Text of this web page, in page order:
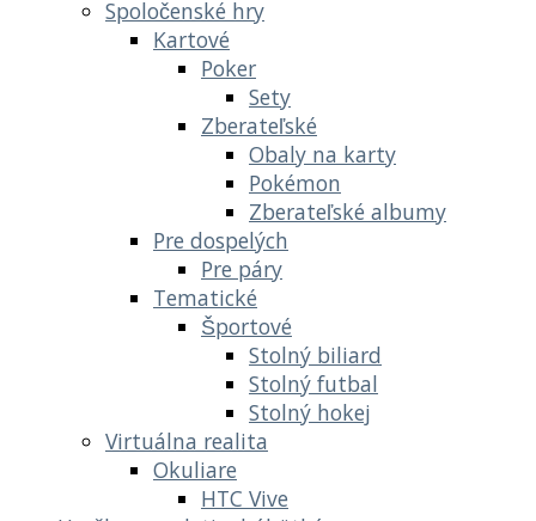
Spoločenské hry
Kartové
Poker
Sety
Zberateľské
Obaly na karty
Pokémon
Zberateľské albumy
Pre dospelých
Pre páry
Tematické
Športové
Stolný biliard
Stolný futbal
Stolný hokej
Virtuálna realita
Okuliare
HTC Vive